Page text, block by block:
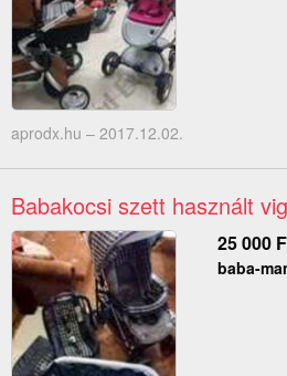
aprodx.hu – 2017.12.02.
Babakocsi szett használt
25 000
baba-